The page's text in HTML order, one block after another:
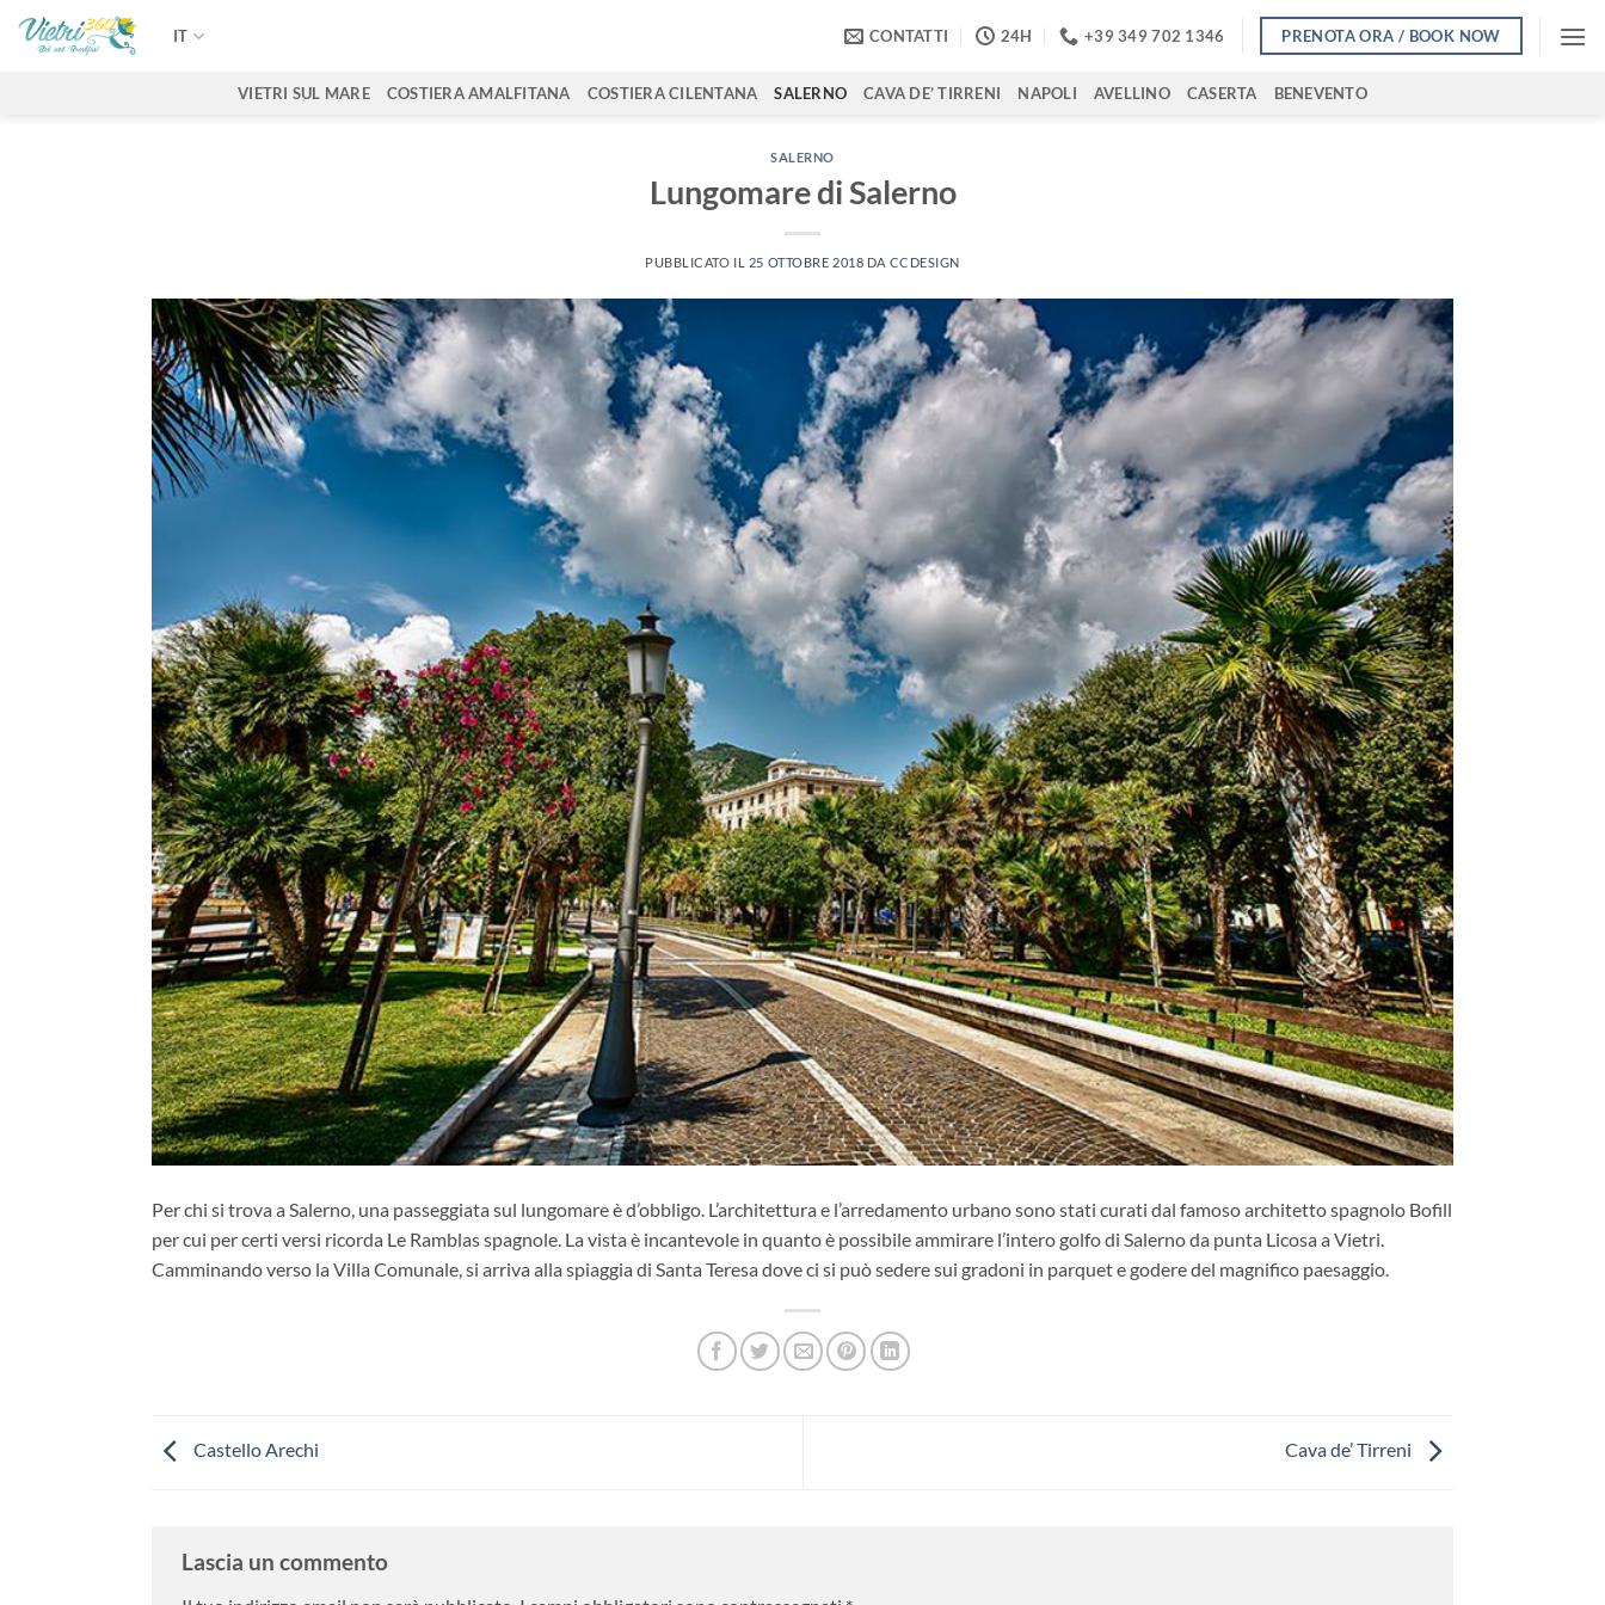
Salta
IT CONTATTI 24H +39 349 702 1346 PRENOTA ORA / BOOK NOW
VIETRI SUL MARE COSTIERA AMALFITANA COSTIERA CILENTANA SALERNO CAVA DE’ TIRRENI NAPOLI AVELLINO CASERTA BENEVENTO
SALERNO
Lungomare di Salerno
PUBBLICATO IL 25 OTTOBRE 2018 DA CCDESIGN
Per chi si trova a Salerno, una passeggiata sul lungomare è d’obbligo. L’architettura e l’arredamento urbano sono stati curati dal famoso architetto spagnolo Bofill
per cui per certi versi ricorda Le Ramblas spagnole. La vista è incantevole in quanto è possibile ammirare l’intero golfo di Salerno da punta Licosa a Vietri.
Camminando verso la Villa Comunale, si arriva alla spiaggia di Santa Teresa dove ci si può sedere sui gradoni in parquet e godere del magnifico paesaggio.
Castello Arechi Cava de’ Tirreni
Lascia un commento